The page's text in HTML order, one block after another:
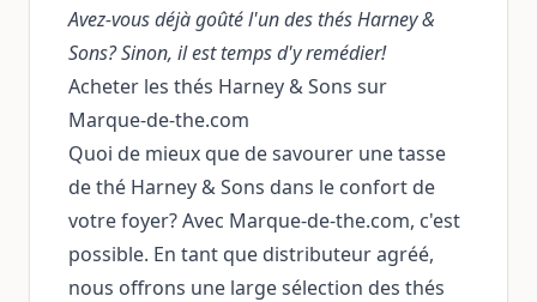
Avez-vous déjà goûté l'un des thés Harney &
Sons? Sinon, il est temps d'y remédier!
Acheter les thés Harney & Sons sur
Marque-de-the.com
Quoi de mieux que de savourer une tasse
de thé Harney & Sons dans le confort de
votre foyer? Avec Marque-de-the.com, c'est
possible. En tant que distributeur agréé,
nous offrons une large sélection des thés